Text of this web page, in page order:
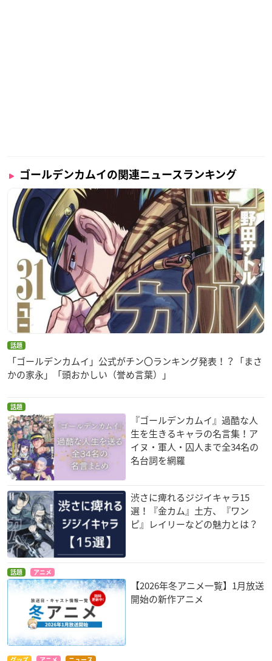
ゴールデンカムイの関連ニュースランキング
話題
「ゴールデンカムイ」公式がチン〇ランキング発表！？「まさ
かの家永」「頭おかしい（誉め言葉）」
話題
『ゴールデンカムイ』過酷な人
生を生きるキャラの名言集！ア
イヌ・軍人・囚人まで全34名の
名台詞を網羅
渋さに痺れるジジイキャラ15
選！『金カム』土方、『ワン
ピ』レイリーなどの魅力とは？
話題 アニメ
【2026年冬アニメ一覧】1月放送
開始の新作アニメ
グッズ アニメ ニュース